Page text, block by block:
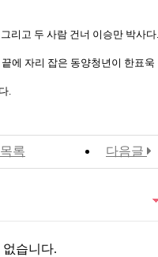
리고 두 사람 건너 이승만 박사다.
에 자리 잡은 동양청년이 한표욱
.
다음글
목록
습니다.